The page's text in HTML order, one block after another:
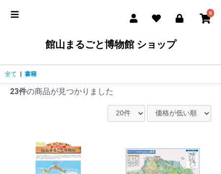
0
館山まるごと博物館 ショップ
全て 書籍
23件の商品が見つかりました